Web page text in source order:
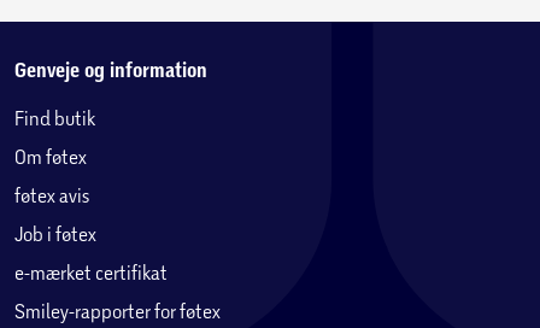
Genveje og information
Find butik
Om føtex
føtex avis
Job i føtex
e-mærket certifikat
Smiley-rapporter for føtex